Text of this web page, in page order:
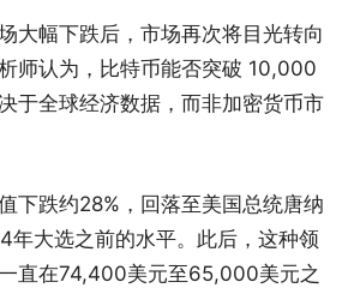
大幅下跌后，市场再次将目光转向
师认为，比特币能否突破 10,000
于全球经济数据，而非加密货币市
下跌约28%，回落至美国总统唐纳
年大选之前的水平。此后，这种领
直在74,400美元至65,000美元之